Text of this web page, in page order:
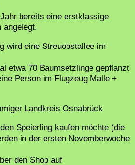
bereits eine erstklassige
angelegt.
wird eine Streuobstallee im
etwa 70 Baumsetzlinge gepflanzt
Person im Flugzeug Malle +
Landkreis Osnabrück
Speierling kaufen möchte (die
in der ersten Novemberwoche
den Shop auf